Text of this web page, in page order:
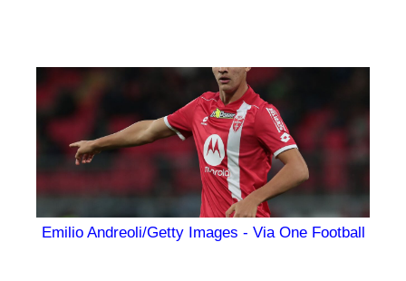
Emilio Andreoli/Getty Images - Via One Football